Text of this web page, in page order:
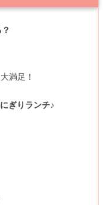
満足！
ぎりランチ♪